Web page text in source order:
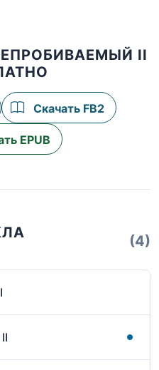
II
Скачать FB2
EPUB
(4)